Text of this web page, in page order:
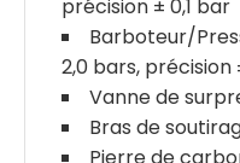
précision ± 0,1 bar
Barboteur/
2,0 bars, précision
Vanne de
Bras de